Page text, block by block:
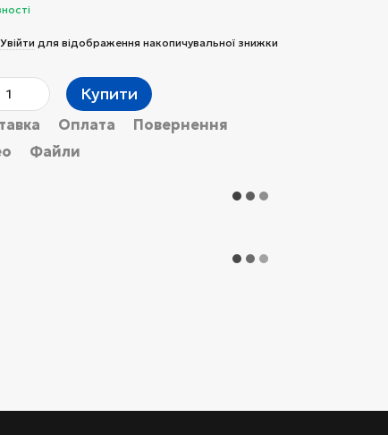
Увійти для відображення накопичувальної знижки
Купити
Оплата
Повернення
Файли